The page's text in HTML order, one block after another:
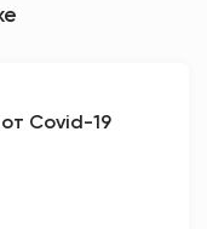
Covid-19